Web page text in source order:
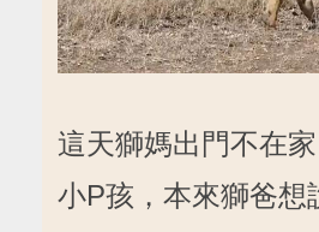
這天獅媽出門不在
小P孩，本來獅爸想